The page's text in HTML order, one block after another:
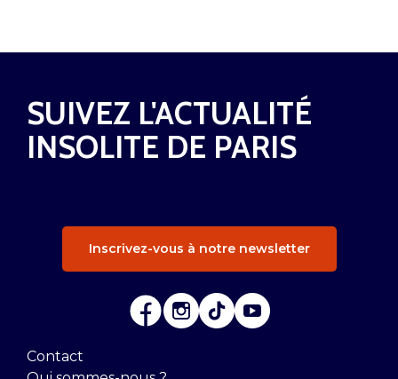
SUIVEZ L'ACTUALITÉ
INSOLITE DE PARIS
Inscrivez-vous à notre newsletter
Contact